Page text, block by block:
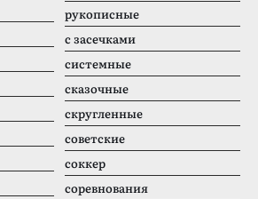
рукописные
с засечками
системные
сказочные
скругленные
советские
соккер
соревнования